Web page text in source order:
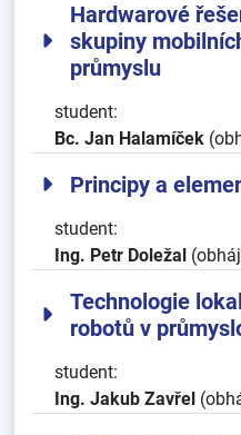
Hardwarové
skupiny
průmyslu
student:
Bc. Jan Halamíček
Principy a
student:
Ing. Petr Doležal
Technologie
robotů v
student:
Ing. Jakub Zavřel